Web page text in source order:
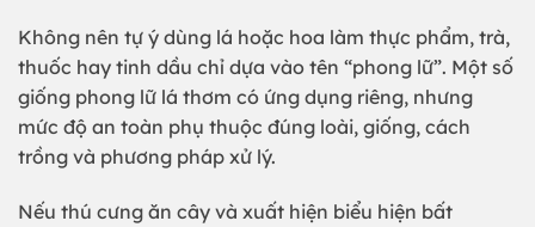
Không nên tự ý dùng lá hoặc hoa làm thực phẩm, trà,
thuốc hay tinh dầu chỉ dựa vào tên “phong lữ”. Một số
giống phong lữ lá thơm có ứng dụng riêng, nhưng
mức độ an toàn phụ thuộc đúng loài, giống, cách
trồng và phương pháp xử lý.
Nếu thú cưng ăn cây và xuất hiện biểu hiện bất